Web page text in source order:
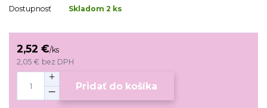
Dostupnosť Skladom 2 ks
2,52 €/ks
2,05 € bez DPH
Pridať do košíka